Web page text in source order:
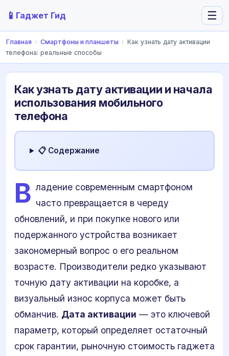
📱 Гаджет Гид ☰
Главная › Смартфоны и планшеты › Как узнать дату активации
телефона: реальные способы
Как узнать дату активации и начала
использования мобильного
телефона
📋 Содержание
В ладение современным смартфоном
часто превращается в череду
обновлений, и при покупке нового или
подержанного устройства возникает
закономерный вопрос о его реальном
возрасте. Производители редко указывают
точную дату активации на коробке, а
визуальный износ корпуса может быть
обманчив. Дата активации — это ключевой
параметр, который определяет остаточный
срок гарантии, рыночную стоимость гаджета